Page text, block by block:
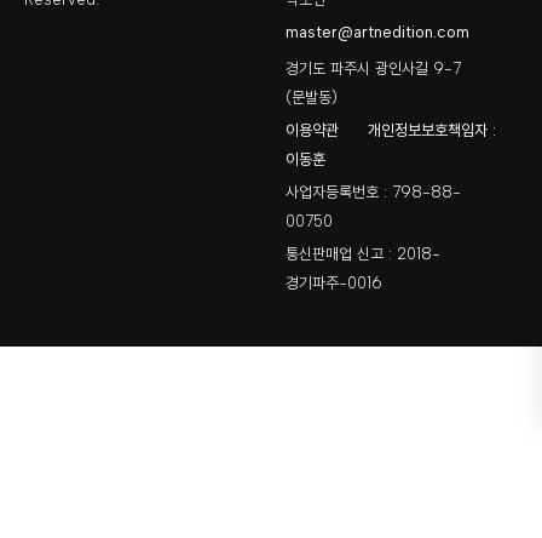
master@artnedition.com
경기도 파주시 광인사길 9-7
(문발동)
이용약관
개인정보보호책임자 :
이동훈
사업자등록번호 : 798-88-
00750
통신판매업 신고 : 2018-
경기파주-0016